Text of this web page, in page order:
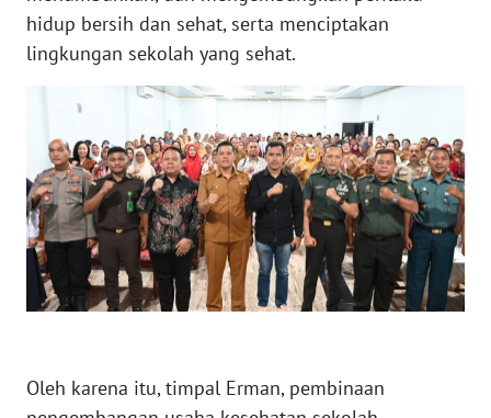
hidup bersih dan sehat, serta menciptakan
lingkungan sekolah yang sehat.
Oleh karena itu, timpal Erman, pembinaan
WN
BENGKULU
WN
WN
JATENG
WN
NUSANTARA